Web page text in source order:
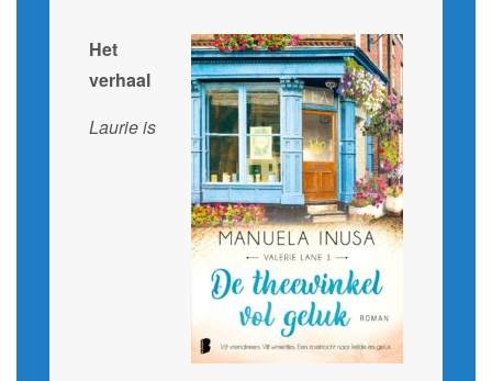
Het
verhaal
Laurie is